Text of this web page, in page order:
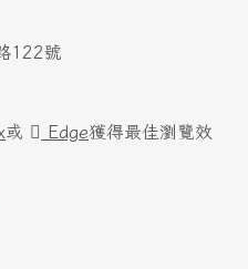
122號
或 Edge獲得最佳瀏覽效